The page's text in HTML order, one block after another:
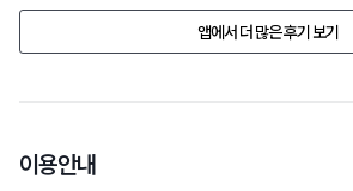
앱에서 더 많은 후기 보기
이용안내